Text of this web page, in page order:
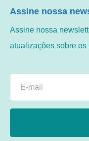
Assine nossa
Assine nossa
atualizações sobre os